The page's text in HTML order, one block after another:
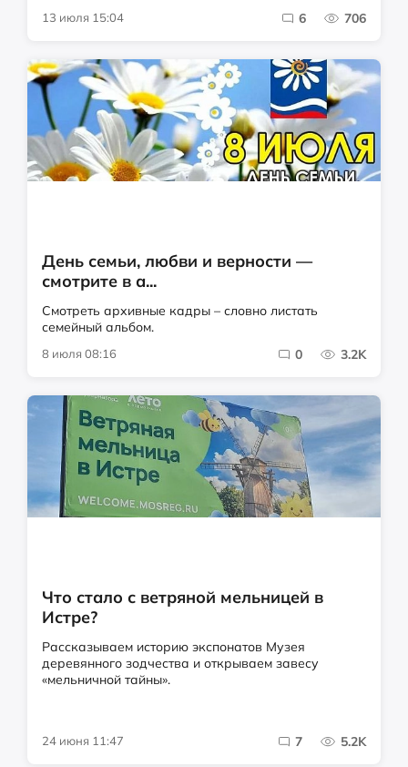
13 июля 15:04 6 706
День семьи, любви и верности —
смотрите в а...
Смотреть архивные кадры – словно листать
семейный альбом.
8 июля 08:16 0 3.2K
Что стало с ветряной мельницей в
Истре?
Рассказываем историю экспонатов Музея
деревянного зодчества и открываем завесу
«мельничной тайны».
24 июня 11:47 7 5.2K